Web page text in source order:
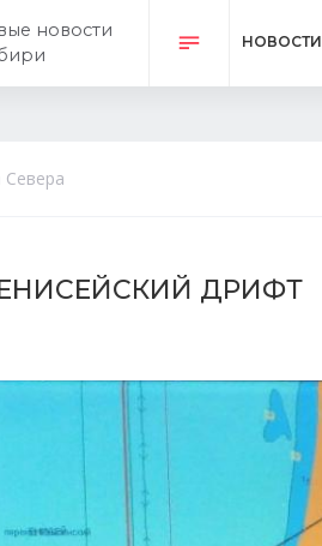
новости
НОВОСТИ
Севера
ДРИФТ